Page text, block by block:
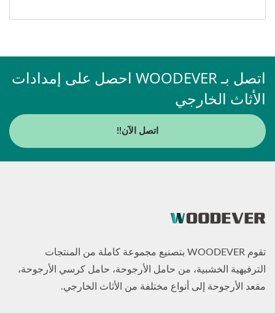
اتصل بـ WOODEVER احصل على إمدادات
الأثاث الخارجي
اتصل الآن!!
تقوم WOODEVER بتصنيع مجموعة كاملة من المنتجات
الترفيهية الخشبية، من حامل الأرجوحة، حامل كرسي الأرجوحة،
مقعد الأرجوحة إلى أنواع مختلفة من الأثاث الخارجي.